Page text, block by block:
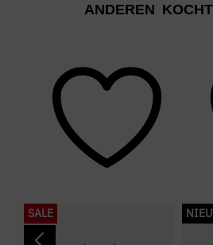
ANDEREN
SALE